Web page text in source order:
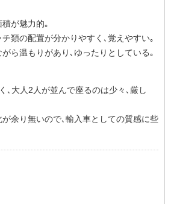
が魅力的｡
類の配置が分かりやすく､覚えやすい｡
ら温もりがあり､ゆったりとしている｡
､大人2人が並んで座るのは少々､厳し
余り無いので､輸入車としての質感に些